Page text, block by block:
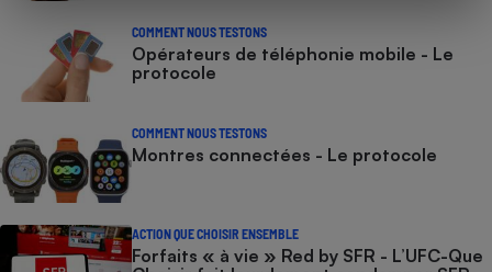
COMMENT NOUS TESTONS
Opérateurs de téléphonie mobile - Le
protocole
COMMENT NOUS TESTONS
Montres connectées - Le protocole
ACTION QUE CHOISIR ENSEMBLE
Forfaits « à vie » Red by SFR - L’UFC-Que